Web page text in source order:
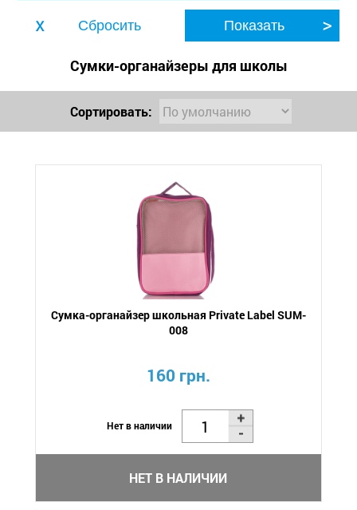
Сумки-органайзеры для школы
Сортировать:
Сумка-органайзер школьная Private Label SUM-
008
160 грн.
Нет в наличии
НЕТ В НАЛИЧИИ